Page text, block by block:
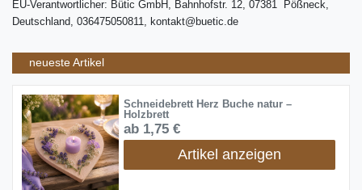
EU-Verantwortlicher: Bütic GmbH, Bahnhofstr. 12, 07381 Pößneck,
Deutschland, 036475050811, kontakt@buetic.de
neueste Artikel
Schneidebrett Herz Buche natur –
Holzbrett
ab 1,75 €
Artikel anzeigen